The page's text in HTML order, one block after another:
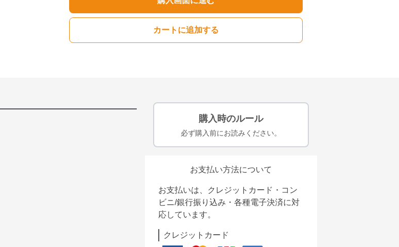
カートに追加する
購入時のルール
必ず購入前にお読みください。
お支払い方法について
お支払いは、クレジットカード・コン
ビニ/銀行振り込み・各種電子決済に対
応しています。
クレジットカード